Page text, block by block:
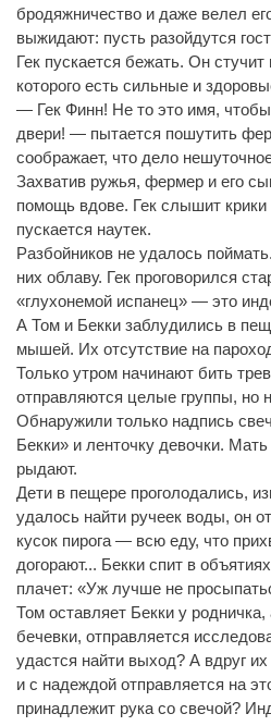
бродяжничество и даже велел
выжидают: пусть разойдутся
Гек пускается бежать. Он
которого есть сильные и
— Гек Финн! Не то это имя,
двери! — пытается пошутить
соображает, что дело
Захватив ружья, фермер и его
помощь вдове. Гек слышит
пускается наутек.
Разбойников не удалось
них облаву. Гек проговорился
«глухонемой испанец» — это
А Том и Бекки заблудились в
мышей. Их отсутствие на
Только утром начинают бить
отправляются целые группы, но
Обнаружили только надпись
Бекки» и ленточку девочки.
рыдают.
Дети в пещере проголодались,
удалось найти ручеек воды, он
кусок пирога — всю еду, что
догорают... Бекки спит в
плачет: «Уж лучше не
Том оставляет Бекки у
бечевки, отправляется
удастся найти выход? А вдруг
и с надеждой отправляется на
принадлежит рука со свечой?